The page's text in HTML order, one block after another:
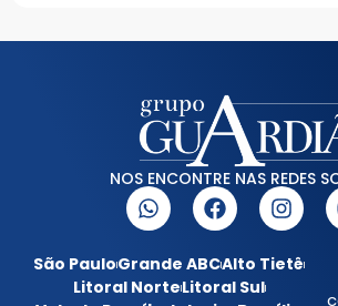
NOS ENCONTRE NAS REDES
São PauloGrande ABCAlto Tietê
Litoral NorteLitoral Sul